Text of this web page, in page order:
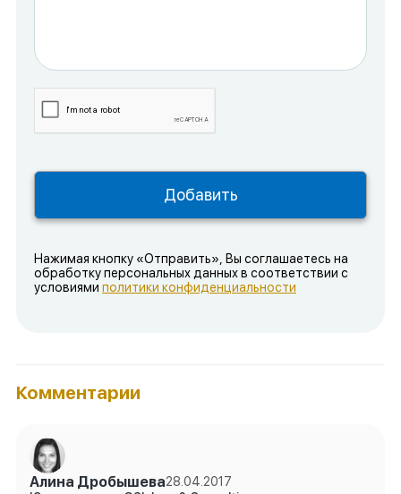
Нажимая кнопку «Отправить», Вы соглашаетесь на
обработку персональных данных в соответствии с
условиями политики конфиденциальности
Комментарии
Алина Дробышева28.04.2017